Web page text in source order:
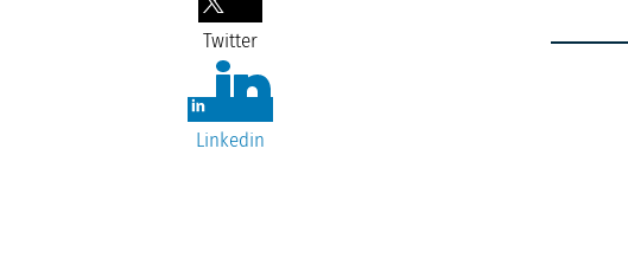
Twitter
Linkedin